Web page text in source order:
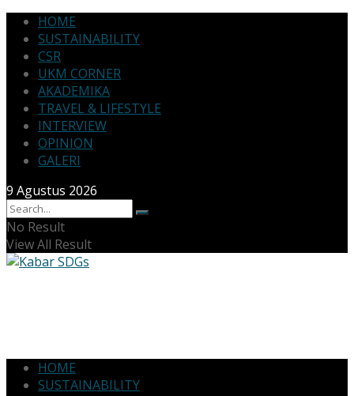
HOME
SUSTAINABILITY
CSR
UKM CORNER
AKADEMIKA
TRAVEL & LIFESTYLE
INTERVIEW
OPINION
GALERI
9 Agustus 2026
No Result
View All Result
HOME
SUSTAINABILITY